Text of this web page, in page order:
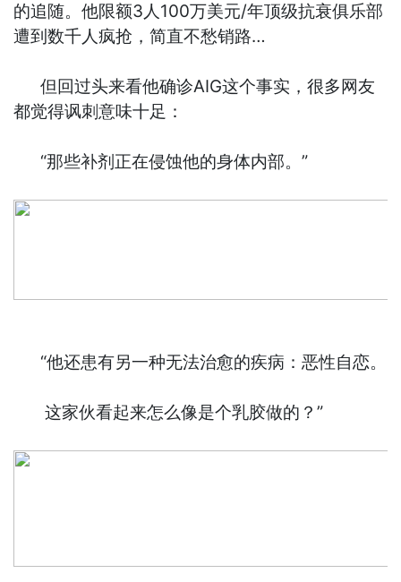
的追随。他限额3人100万美元/年顶级抗衰俱乐部
遭到数千人疯抢，简直不愁销路…
但回过头来看他确诊AIG这个事实，很多网友
都觉得讽刺意味十足：
“那些补剂正在侵蚀他的身体内部。”
“他还患有另一种无法治愈的疾病：恶性自恋。
这家伙看起来怎么像是个乳胶做的？”